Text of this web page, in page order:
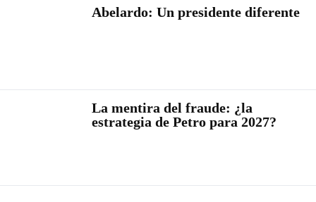
Abelardo: Un presidente diferente
La mentira del fraude: ¿la
estrategia de Petro para 2027?